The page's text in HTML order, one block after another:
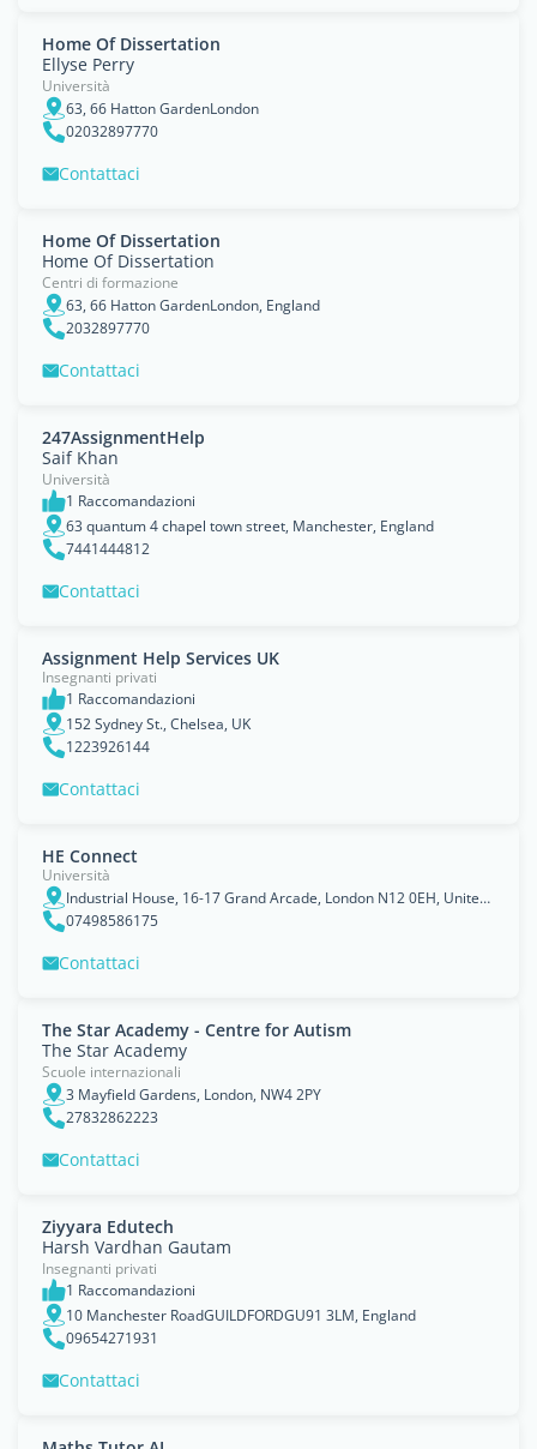
Home Of Dissertation
Ellyse Perry
Università
63, 66 Hatton GardenLondon
02032897770
Contattaci
Home Of Dissertation
Home Of Dissertation
Centri di formazione
63, 66 Hatton GardenLondon, England
2032897770
Contattaci
247AssignmentHelp
Saif Khan
Università
1 Raccomandazioni
63 quantum 4 chapel town street, Manchester, England
7441444812
Contattaci
Assignment Help Services UK
Insegnanti privati
1 Raccomandazioni
152 Sydney St., Chelsea, UK
1223926144
Contattaci
HE Connect
Università
Industrial House, 16-17 Grand Arcade, London N12 0EH, United Kingdom, England
07498586175
Contattaci
The Star Academy - Centre for Autism
The Star Academy
Scuole internazionali
3 Mayfield Gardens, London, NW4 2PY
27832862223
Contattaci
Ziyyara Edutech
Harsh Vardhan Gautam
Insegnanti privati
1 Raccomandazioni
10 Manchester RoadGUILDFORDGU91 3LM, England
09654271931
Contattaci